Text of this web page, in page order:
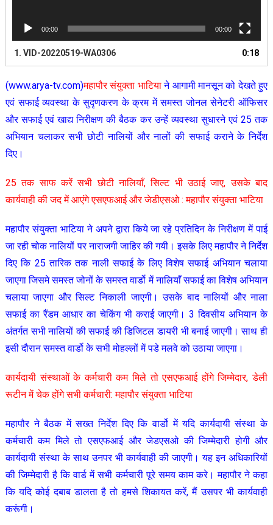
00:00 00:00
1. VID-20220519-WA0306 0:18
(www.arya-tv.com)महापौर संयुक्ता भाटियाने आगामी मानसून को देखते हुए
एवं सफाई व्यवस्था के सुदृणकरण के क्रम में समस्त जोनल सेनेटरी ऑफिसर
और सफाई एवं खाद्य निरीक्षण की बैठक कर उन्हें व्यवस्था सुधारने एवं 25 तक
अभियान चलाकर सभी छोटी नालियों और नालों की सफाई कराने के निर्देश
दिए।
25 तक साफ करें सभी छोटी नालियाँ, सिल्ट भी उठाई जाए, उसके बाद
कार्यवाही की जद में आएंगे एसएफआई और जेडीएसओ : महापौर संयुक्ता भाटिया
महापौर संयुक्ता भाटिया ने अपने द्वारा किये जा रहे प्रतिदिन के निरीक्षण में पाई
जा रही चोक नालियों पर नाराजगी जाहिर की गयी। इसके लिए महापौर ने निर्देश
दिए कि 25 तारिक तक नाली सफाई के लिए विशेष सफाई अभियान चलाया
जाएगा जिसमे समस्त जोनों के समस्त वार्डो में नालियाँ सफाई का विशेष अभियान
चलाया जाएगा और सिल्ट निकाली जाएगी। उसके बाद नालियों और नाला
सफाई का रैंडम आधार का चेकिंग भी कराई जाएगी। 3 दिवसीय अभियान के
अंतर्गत सभी नालियों की सफाई की डिजिटल डायरी भी बनाई जाएगी। साथ ही
इसी दौरान समस्त वार्डो के सभी मोहल्लों में पडे मलवे को उठाया जाएगा।
कार्यदायी संस्थाओं के कर्मचारी कम मिले तो एसएफआई होंगे जिम्मेदार, डेली
रूटीन में चेक होंगे सभी कर्मचारी: महापौर संयुक्ता भाटिया
महापौर ने बैठक में सख्त निर्देश दिए कि वार्डो में यदि कार्यदायी संस्था के
कर्मचारी कम मिले तो एसएफआई और जेडएसओ की जिम्मेदारी होगी और
कार्यदायी संस्था के साथ उनपर भी कार्यवाही की जाएगी। यह इन अधिकारियों
की जिम्मेदारी है कि वार्ड में सभी कर्मचारी पूरे समय काम करे। महापौर ने कहा
कि यदि कोई दबाब डालता है तो हमसे शिकायत करें, मैं उसपर भी कार्यवाही
करूंगी।